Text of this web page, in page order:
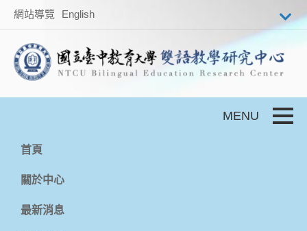
跳到主要內容
網站導覽 English
首頁
關於中心
最新消息